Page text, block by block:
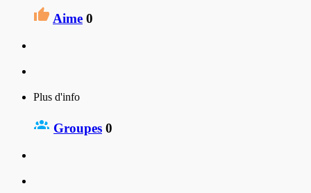
Aime 0
Plus d'info
Groupes 0